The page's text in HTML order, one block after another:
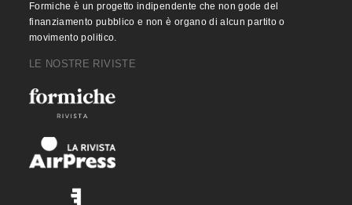
Formiche è un progetto indipendente che non gode del
finanziamento pubblico e non è organo di alcun partito o
movimento politico.
LE NOSTRE RIVISTE